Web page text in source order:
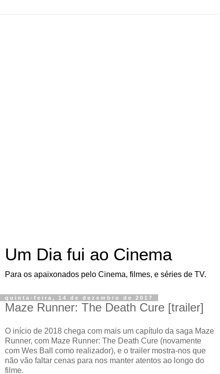
Um Dia fui ao Cinema
Para os apaixonados pelo Cinema, filmes, e séries de TV.
quinta-feira, 14 de dezembro de 2017
Maze Runner: The Death Cure [trailer]
O início de 2018 chega com mais um capítulo da saga Maze
Runner, com Maze Runner: The Death Cure (novamente
com Wes Ball como realizador), e o trailer mostra-nos que
não vão faltar cenas para nos manter atentos ao longo do
filme.